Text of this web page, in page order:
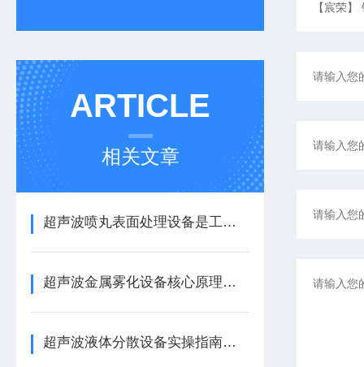
ARTICLE
相关文章
超声波喷丸表面处理设备是工艺与应用介绍
超声波金属雾化设备核心原理与应用场景
超声波液体分散设备实操指南：细节把控与工艺优化